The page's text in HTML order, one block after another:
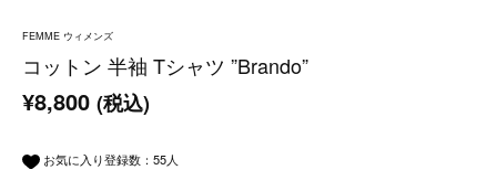
FEMME ウィメンズ
コットン 半袖 Tシャツ ”Brando”
¥8,800 (税込)
お気に入り登録数： 55人